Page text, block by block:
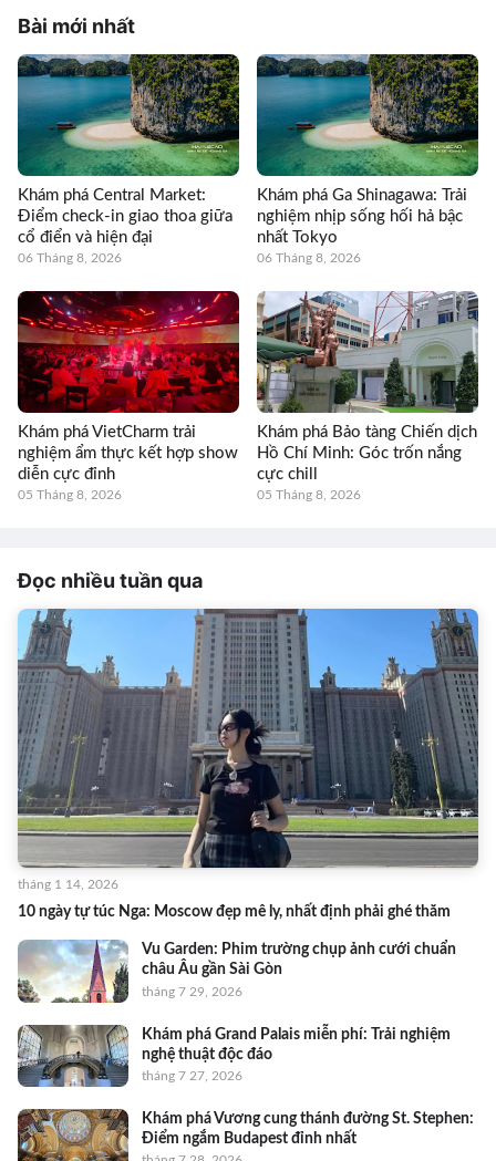
Bài mới nhất
Khám phá Central Market:
Điểm check-in giao thoa giữa
cổ điển và hiện đại
06 Tháng 8, 2026
Khám phá Ga Shinagawa: Trải
nghiệm nhịp sống hối hả bậc
nhất Tokyo
06 Tháng 8, 2026
Khám phá VietCharm trải
nghiệm ẩm thực kết hợp show
diễn cực đỉnh
05 Tháng 8, 2026
Khám phá Bảo tàng Chiến dịch
Hồ Chí Minh: Góc trốn nắng
cực chill
05 Tháng 8, 2026
Đọc nhiều tuần qua
10 ngày tự túc Nga: Moscow đẹp mê ly, nhất định phải ghé thăm
tháng 1 14, 2026
Vu Garden: Phim trường chụp ảnh cưới chuẩn
châu Âu gần Sài Gòn
tháng 7 29, 2026
Khám phá Grand Palais miễn phí: Trải nghiệm
nghệ thuật độc đáo
tháng 7 27, 2026
Khám phá Vương cung thánh đường St. Stephen:
Điểm ngắm Budapest đỉnh nhất